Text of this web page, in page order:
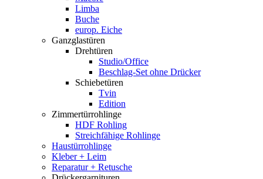
Limba
Buche
europ. Eiche
Ganzglastüren
Drehtüren
Studio/Office
Beschlag-Set ohne Drücker
Schiebetüren
Tvin
Edition
Zimmertürrohlinge
HDF Rohling
Streichfähige Rohlinge
Haustürrohlinge
Kleber + Leim
Reparatur + Retusche